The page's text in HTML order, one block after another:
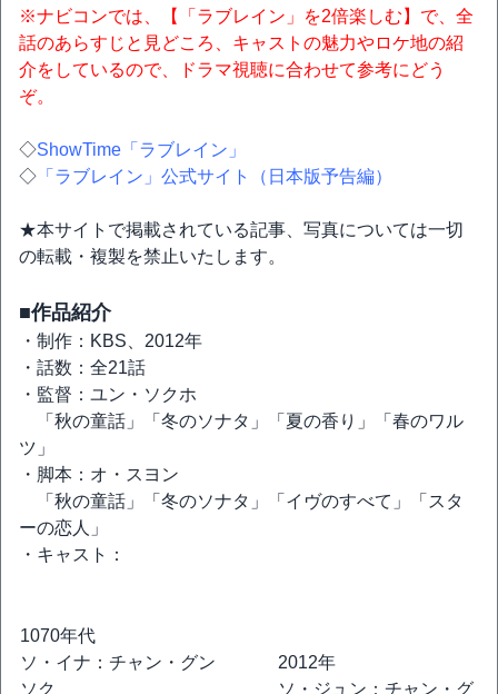
※ナビコンでは、【「ラブレイン」を2倍楽しむ】で、全
話のあらすじと見どころ、キャストの魅力やロケ地の紹
介をしているので、ドラマ視聴に合わせて参考にどう
ぞ。
◇ShowTime「ラブレイン」
◇ 「ラブレイン」公式サイト（日本版予告編）
★本サイトで掲載されている記事、写真については一切
の転載・複製を禁止いたします。
■作品紹介
・制作：KBS、2012年
・話数：全21話
・監督：ユン・ソクホ
「秋の童話」「冬のソナタ」「夏の香り」「春のワル
ツ」
・脚本：オ・スヨン
「秋の童話」「冬のソナタ」「イヴのすべて」「スタ
ーの恋人」
・キャスト：
1070年代
ソ・イナ：チャン・グン
ソク
2012年
ソ・ジュン：チャン・グ